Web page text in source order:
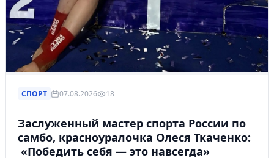
СПОРТ 07.08.2026 18
Заслуженный мастер спорта России по
самбо, красноуралочка Олеся Ткаченко:
«Победить себя — это навсегда»